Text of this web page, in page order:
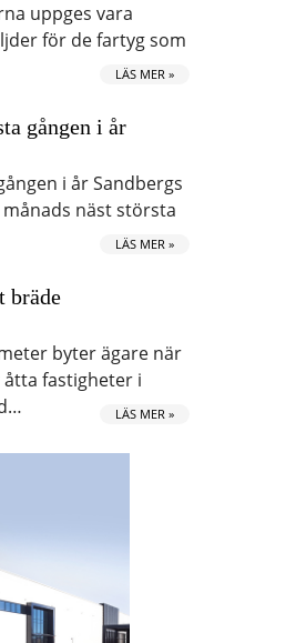
uppges vara
för de fartyg som
LÄS MER »
gången i år
i år Sandbergs
näst största
LÄS MER »
bräde
byter ägare när
åtta fastigheter i
LÄS MER »